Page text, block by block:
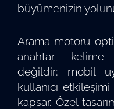
büyümenizin
Arama motoru
anahtar kelime
değildir; mobil
kullanıcı
kapsar. Özel